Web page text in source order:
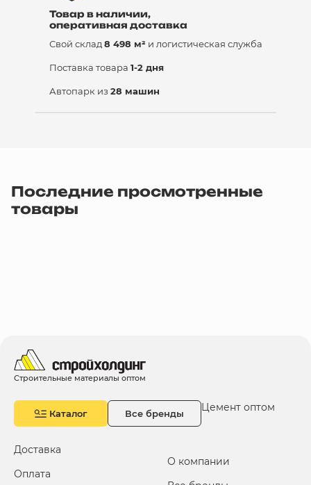
Товар в наличии,
оперативная доставка
Свой склад 8 498 м² и логистическая служба
Поставка товара 1-2 дня
Автопарк из 28 машин
Последние просмотренные
товары
Строительные материалы оптом
Каталог Все бренды Цемент оптом
Доставка
Оплата
О компании